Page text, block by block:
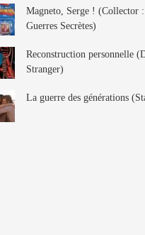
Magneto, Serge ! (Collector
Guerres Secrètes)
Reconstruction personnelle
Stranger)
La guerre des générations